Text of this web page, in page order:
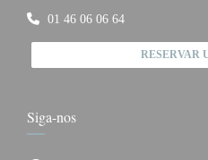
01 46 06 06 64
RESERVAR
Siga-nos